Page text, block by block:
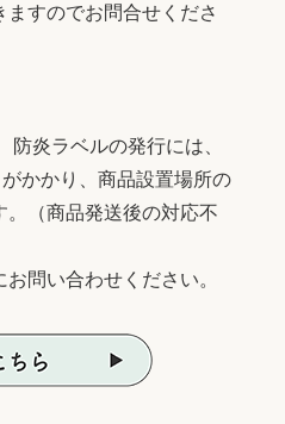
すのでお問合せくださ
防炎ラベルの発行には、
かかり、商品設置場所の
。（商品発送後の対応不
問い合わせください。